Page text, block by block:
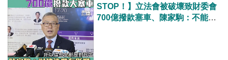
STOP！】立法會被破壞致財委會
700億撥款塞車、陳家駒：不能開